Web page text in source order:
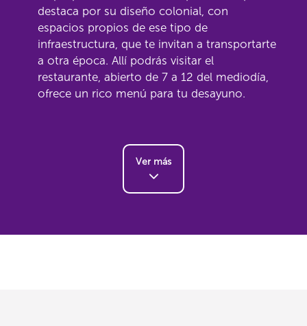
destaca por su diseño colonial, con
espacios propios de ese tipo de
infraestructura, que te invitan a transportarte
a otra época. Allí podrás visitar el
restaurante, abierto de 7 a 12 del mediodía,
ofrece un rico menú para tu desayuno.
Ver más